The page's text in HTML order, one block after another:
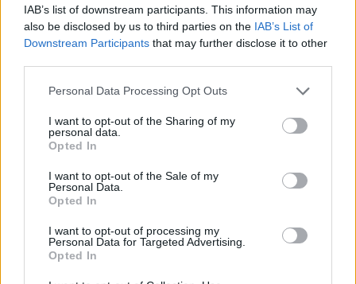
IAB’s list of downstream participants. This information may
also be disclosed by us to third parties on the IAB’s List of
Downstream Participants that may further disclose it to other
Please note that this website/app uses one or more Google
not limited to your visit or usage behaviour. You may click to
grant or deny consent to Google and its third-party tags to
use your data for below specified purposes in below Google
consent section.
Personal Data Processing Opt Outs
I want to opt-out of the Sharing of my
personal data.
Opted In
I want to opt-out of the Sale of my
Personal Data.
Opted In
I want to opt-out of processing my
Personal Data for Targeted Advertising.
Opted In
Cheek, Vardy, Welbeck, Rashford.CT:Gareth
Southgate
RUSSIA 2018 Quarti di finale,
Svezia-Inghilterra e Russia-
RUSSIA 2018 Inghilterra e